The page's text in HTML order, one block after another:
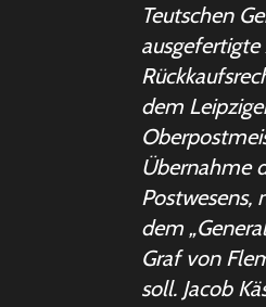
Teutschen
dem
Übernahme
Postwesens,
dem
Graf von
soll. Jacob